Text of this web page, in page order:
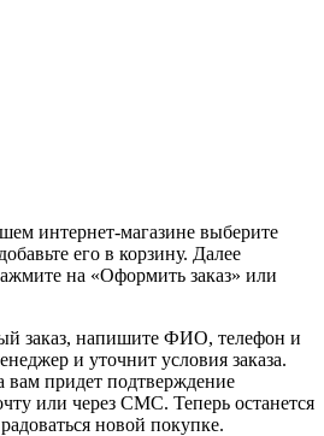
интернет-магазине выберите
его в корзину. Далее
на «Оформить заказ» или
заказ, напишите ФИО, телефон и
и уточнит условия заказа.
вам придет подтверждение
или через СМС. Теперь останется
новой покупке.